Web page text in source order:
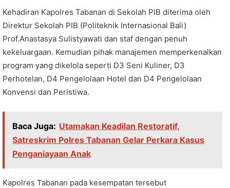
Kehadiran Kapolres Tabanan di Sekolah PIB diterima oleh
Direktur Sekolah PIB (Politeknik Internasional Bali)
Prof.Anastasya Sulistyawati dan staf dengan penuh
kekeluargaan. Kemudian pihak manajemen memperkenalkan
program yang dikelola seperti D3 Seni Kuliner, D3
Perhotelan, D4 Pengelolaan Hotel dan D4 Pengelolaan
Konvensi dan Peristiwa.
Baca Juga: Utamakan Keadilan Restoratif,
Satreskrim Polres Tabanan Gelar Perkara Kasus
Penganiayaan Anak
Kapolres Tabanan pada kesempatan tersebut